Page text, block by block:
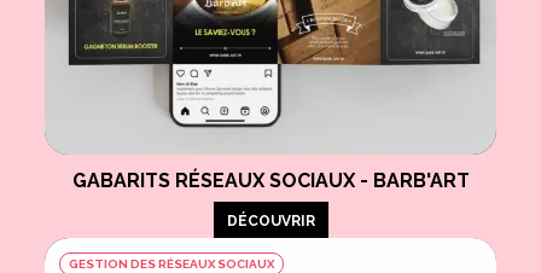
GABARITS RÉSEAUX SOCIAUX - BARB'ART
DÉCOUVRIR
GESTION DES RÉSEAUX SOCIAUX